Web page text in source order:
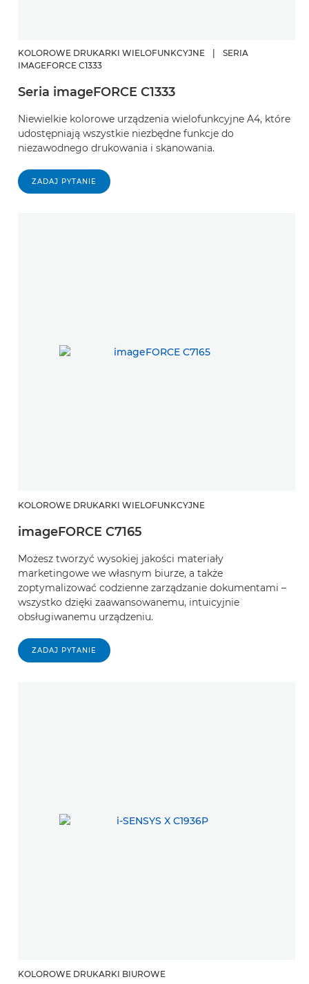
KOLOROWE DRUKARKI WIELOFUNKCYJNE
SERIA
IMAGEFORCE C1333
Seria imageFORCE C1333
Niewielkie kolorowe urządzenia wielofunkcyjne A4, które
udostępniają wszystkie niezbędne funkcje do
niezawodnego drukowania i skanowania.
ZADAJ PYTANIE
KOLOROWE DRUKARKI WIELOFUNKCYJNE
imageFORCE C7165
Możesz tworzyć wysokiej jakości materiały
marketingowe we własnym biurze, a także
zoptymalizować codzienne zarządzanie dokumentami –
wszystko dzięki zaawansowanemu, intuicyjnie
obsługiwanemu urządzeniu.
ZADAJ PYTANIE
KOLOROWE DRUKARKI BIUROWE